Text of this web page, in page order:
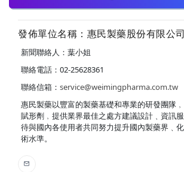
發佈單位名稱：惠民製藥股份有限公司
新聞聯絡人：葉小姐
聯絡電話：02-25628361
聯絡信箱： service@weimingpharma.com.tw
惠民製藥以豐富的製藥基礎和專業的研發團隊
賦形劑﹐提供業界最佳之處方建議設計﹑資訊
待與國內各使用者共同努力提升國內製藥界﹑
術水準。